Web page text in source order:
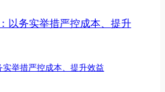
举措严控成本、提升效益